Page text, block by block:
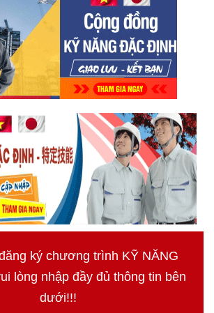
ký chương trình KỸ NĂNG
lòng nhập đầy đủ thông tin bên
dưới!!!